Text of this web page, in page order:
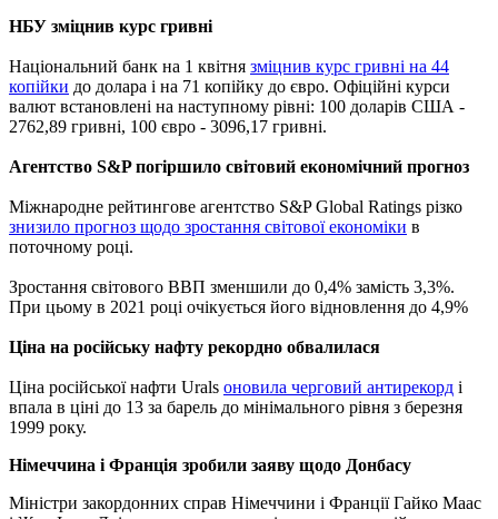
НБУ зміцнив курс гривні
Національний банк на 1 квітня зміцнив курс гривні на 44
копійки до долара і на 71 копійку до євро. Офіційні курси
валют встановлені на наступному рівні: 100 доларів США -
2762,89 гривні, 100 євро - 3096,17 гривні.
Агентство S&P погіршило світовий економічний прогноз
Міжнародне рейтингове агентство S&P Global Ratings різко
знизило прогноз щодо зростання світової економіки в
поточному році.
Зростання світового ВВП зменшили до 0,4% замість 3,3%.
При цьому в 2021 році очікується його відновлення до 4,9%
Ціна на російську нафту рекордно обвалилася
Ціна російської нафти Urals оновила черговий антирекорд і
впала в ціні до 13 за барель до мінімального рівня з березня
1999 року.
Німеччина і Франція зробили заяву щодо Донбасу
Міністри закордонних справ Німеччини і Франції Гайко Маас